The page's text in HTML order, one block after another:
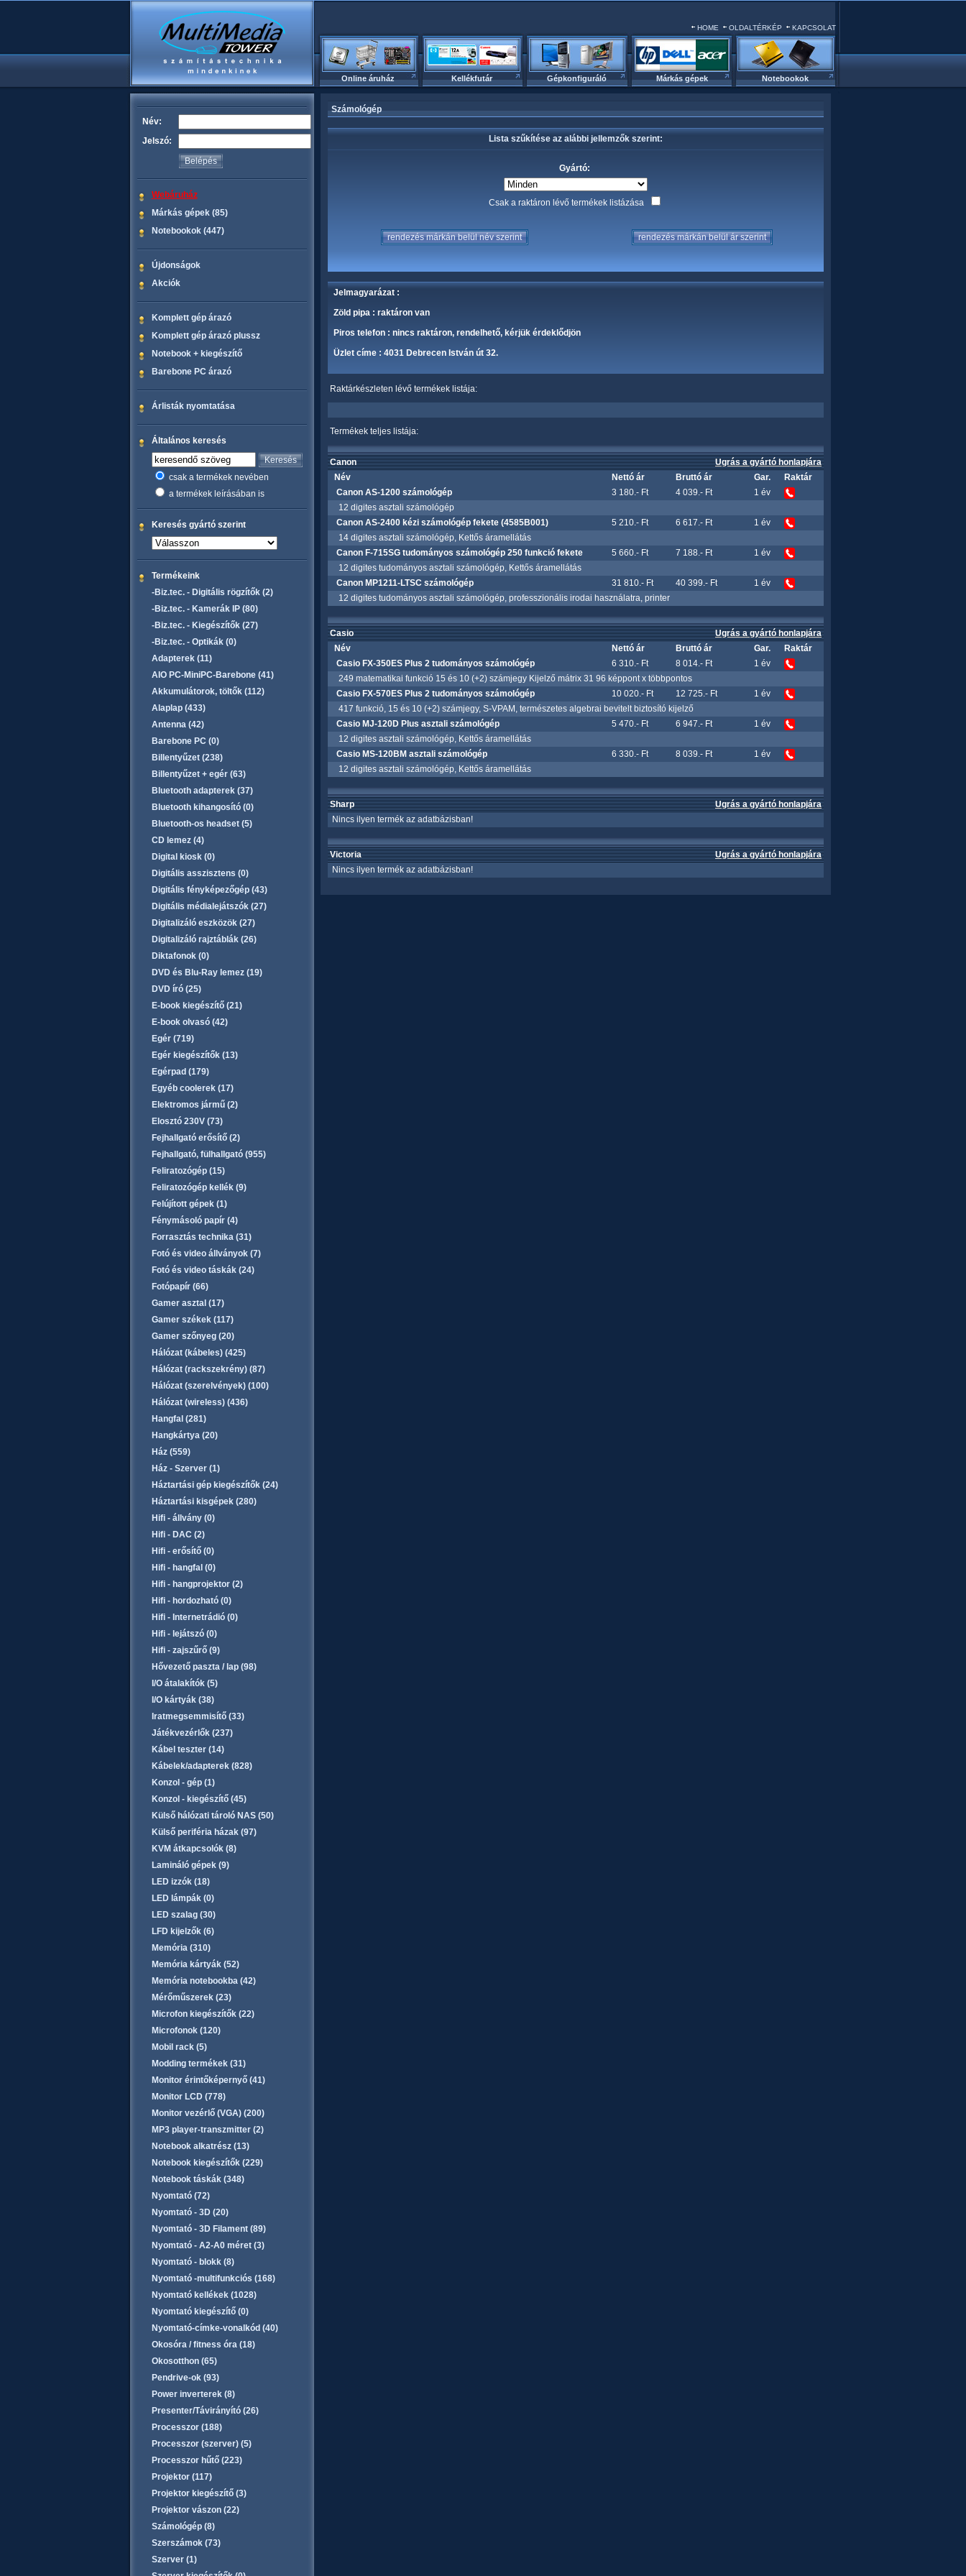
HOME OLDALTÉRKÉP KAPCSOLAT
Online áruház Kellékfutár Gépkonfiguráló Márkás gépek Notebookok
Név:
Jelszó:
Webáruház
Márkás gépek (85)
Notebookok (447)
Újdonságok
Akciók
Komplett gép árazó
Komplett gép árazó plussz
Notebook + kiegészítő
Barebone PC árazó
Árlisták nyomtatása
Általános keresés
csak a termékek nevében
a termékek leírásában is
Keresés gyártó szerint
Termékeink
-Biz.tec. - Digitális rögzítők (2)
-Biz.tec. - Kamerák IP (80)
-Biz.tec. - Kiegészítők (27)
-Biz.tec. - Optikák (0)
Adapterek (11)
AIO PC-MiniPC-Barebone (41)
Akkumulátorok, töltők (112)
Alaplap (433)
Antenna (42)
Barebone PC (0)
Billentyűzet (238)
Billentyűzet + egér (63)
Bluetooth adapterek (37)
Bluetooth kihangosító (0)
Bluetooth-os headset (5)
CD lemez (4)
Digital kiosk (0)
Digitális asszisztens (0)
Digitális fényképezőgép (43)
Digitális médialejátszók (27)
Digitalizáló eszközök (27)
Digitalizáló rajztáblák (26)
Diktafonok (0)
DVD és Blu-Ray lemez (19)
DVD író (25)
E-book kiegészítő (21)
E-book olvasó (42)
Egér (719)
Egér kiegészítők (13)
Egérpad (179)
Egyéb coolerek (17)
Elektromos jármű (2)
Elosztó 230V (73)
Fejhallgató erősítő (2)
Fejhallgató, fülhallgató (955)
Feliratozógép (15)
Feliratozógép kellék (9)
Felújított gépek (1)
Fénymásoló papír (4)
Forrasztás technika (31)
Fotó és video állványok (7)
Fotó és video táskák (24)
Fotópapír (66)
Gamer asztal (17)
Gamer székek (117)
Gamer szőnyeg (20)
Hálózat (kábeles) (425)
Hálózat (rackszekrény) (87)
Hálózat (szerelvények) (100)
Hálózat (wireless) (436)
Hangfal (281)
Hangkártya (20)
Ház (559)
Ház - Szerver (1)
Háztartási gép kiegészítők (24)
Háztartási kisgépek (280)
Hifi - állvány (0)
Hifi - DAC (2)
Hifi - erősítő (0)
Hifi - hangfal (0)
Hifi - hangprojektor (2)
Hifi - hordozható (0)
Hifi - Internetrádió (0)
Hifi - lejátszó (0)
Hifi - zajszűrő (9)
Hővezető paszta / lap (98)
I/O átalakítók (5)
I/O kártyák (38)
Iratmegsemmisítő (33)
Játékvezérlők (237)
Kábel teszter (14)
Kábelek/adapterek (828)
Konzol - gép (1)
Konzol - kiegészítő (45)
Külső hálózati tároló NAS (50)
Külső periféria házak (97)
KVM átkapcsolók (8)
Lamináló gépek (9)
LED izzók (18)
LED lámpák (0)
LED szalag (30)
LFD kijelzők (6)
Memória (310)
Memória kártyák (52)
Memória notebookba (42)
Mérőműszerek (23)
Microfon kiegészítők (22)
Microfonok (120)
Mobil rack (5)
Modding termékek (31)
Monitor érintőképernyő (41)
Monitor LCD (778)
Monitor vezérlő (VGA) (200)
MP3 player-transzmitter (2)
Notebook alkatrész (13)
Notebook kiegészítők (229)
Notebook táskák (348)
Nyomtató (72)
Nyomtató - 3D (20)
Nyomtató - 3D Filament (89)
Nyomtató - A2-A0 méret (3)
Nyomtató - blokk (8)
Nyomtató -multifunkciós (168)
Nyomtató kellékek (1028)
Nyomtató kiegészítő (0)
Nyomtató-címke-vonalkód (40)
Okosóra / fitness óra (18)
Okosotthon (65)
Pendrive-ok (93)
Power inverterek (8)
Presenter/Távirányító (26)
Processzor (188)
Processzor (szerver) (5)
Processzor hűtő (223)
Projektor (117)
Projektor kiegészítő (3)
Projektor vászon (22)
Számológép (8)
Szerszámok (73)
Szerver (1)
Számológép
Lista szűkítése az alábbi jellemzők szerint:
Gyártó:
Csak a raktáron lévő termékek listázása
Jelmagyarázat :
Zöld pipa : raktáron van
Piros telefon : nincs raktáron, rendelhető, kérjük érdeklődjön
Üzlet címe : 4031 Debrecen István út 32.
Raktárkészleten lévő termékek listája:
Termékek teljes listája:
Canon
Ugrás a gyártó honlapjára
Név
Nettó ár Bruttó ár Gar.
Raktár
Canon AS-1200 számológép
3 180.- Ft 4 039.- Ft
1 év
12 digites asztali számológép
Canon AS-2400 kézi számológép fekete (4585B001)
5 210.- Ft 6 617.- Ft
1 év
14 digites asztali számológép, Kettős áramellátás
Canon F-715SG tudományos számológép 250 funkció fekete
5 660.- Ft 7 188.- Ft
1 év
12 digites tudományos asztali számológép, Kettős áramellátás
Canon MP1211-LTSC számológép
31 810.- Ft 40 399.- Ft
1 év
12 digites tudományos asztali számológép, professzionális irodai használatra, printer
Casio
Ugrás a gyártó honlapjára
Név
Nettó ár Bruttó ár Gar.
Raktár
Casio FX-350ES Plus 2 tudományos számológép
6 310.- Ft 8 014.- Ft
1 év
249 matematikai funkció 15 és 10 (+2) számjegy Kijelző mátrix 31 96 képpont x többpontos
Casio FX-570ES Plus 2 tudományos számológép
10 020.- Ft 12 725.- Ft
1 év
417 funkció, 15 és 10 (+2) számjegy, S-VPAM, természetes algebrai bevitelt biztosító kijelző
Casio MJ-120D Plus asztali számológép
5 470.- Ft 6 947.- Ft
1 év
12 digites asztali számológép, Kettős áramellátás
Casio MS-120BM asztali számológép
6 330.- Ft 8 039.- Ft
1 év
12 digites asztali számológép, Kettős áramellátás
Sharp
Ugrás a gyártó honlapjára
Nincs ilyen termék az adatbázisban!
Victoria
Ugrás a gyártó honlapjára
Nincs ilyen termék az adatbázisban!